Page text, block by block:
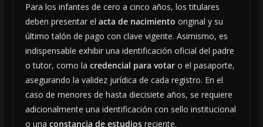
Para los infantes de cero a cinco años, los titulares
deben presentar el acta de nacimiento original y su
último talón de pago con clave vigente. Asimismo, es
indispensable exhibir una identificación oficial del padre
o tutor, como la credencial para votaro el pasaporte,
asegurando la validez jurídica de cada registro. En el
caso de menores de hasta diecisiete años, se requiere
adicionalmente una identificación con sello institucional
o una constancia de estudiosreciente.